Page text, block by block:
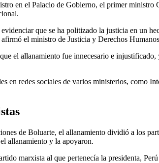
en el Palacio de Gobierno, el primer
que se ha politizado la justicia en un
el ministro de Justicia y Derechos
el allanamiento fue innecesario e
en redes sociales de varios ministerios, como
de Boluarte, el allanamiento dividió a los
allanamiento y la apoyaron.
marxista al que pertenecía la presidenta,